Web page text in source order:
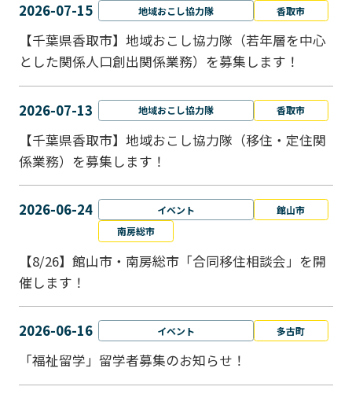
2026-07-15 地域おこし協力隊 香取市
【千葉県香取市】地域おこし協力隊（若年層を中心
とした関係人口創出関係業務）を募集します！
2026-07-13 地域おこし協力隊 香取市
【千葉県香取市】地域おこし協力隊（移住・定住関
係業務）を募集します！
2026-06-24 イベント
館山市
南房総市
【8/26】館山市・南房総市「合同移住相談会」を開
催します！
2026-06-16 イベント 多古町
「福祉留学」留学者募集のお知らせ！